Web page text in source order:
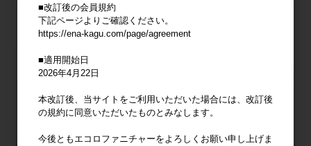
■改訂後の会員規約
下記ページよりご確認ください。
https://ena-kagu.com/page/agreement
■適用開始日
2026年4月22日
本改訂後、当サイトをご利用いただいた場合には、改訂後
の規約に同意いただいたものとみなします。
今後ともエコロファニチャーをよろしくお願い申し上げま